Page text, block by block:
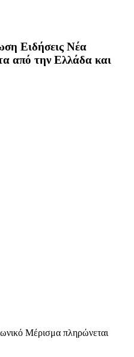
Ειδήσεις Νέα
από την Ελλάδα και
Μέρισμα πληρώνεται